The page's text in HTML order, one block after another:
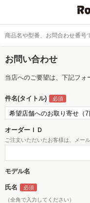
お問い合わせ
当店へのご要望は、下記フォ
件名(タイトル)
オーダーＩＤ
ご注文いただいたお客様は、メー
モデル名
氏名
（全角で入力してください）